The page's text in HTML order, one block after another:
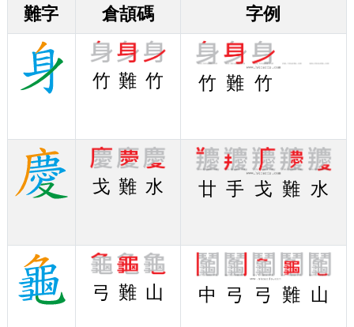
難字 倉頡碼 字例
竹 難 竹 竹 難 竹
戈 難 水 廿 手 戈 難 水
弓 難 山 中 弓 弓 難 山